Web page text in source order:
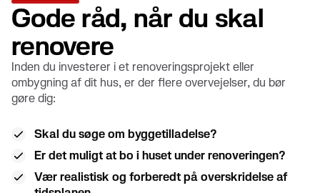
Gode råd, når du skal
renovere
Inden du investerer i et renoveringsprojekt eller
ombygning af dit hus, er der flere overvejelser, du bør
gøre dig:
Skal du søge om byggetilladelse?
Er det muligt at bo i huset under renoveringen?
Vær realistisk og forberedt på overskridelse af